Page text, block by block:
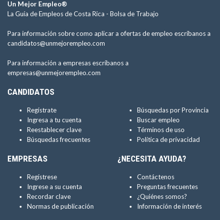
Un Mejor Empleo®
La Guía de Empleos de Costa Rica - Bolsa de Trabajo
Para información sobre como aplicar a ofertas de empleo escríbanos a
candidatos@unmejorempleo.com
Para información a empresas escríbanos a
empresas@unmejorempleo.com
CANDIDATOS
Regístrate
Ingresa a tu cuenta
Reestablecer clave
Búsquedas frecuentes
Búsquedas por Provincia
Buscar empleo
Términos de uso
Política de privacidad
EMPRESAS
Regístrese
Ingrese a su cuenta
Recordar clave
Normas de publicación
¿NECESITA AYUDA?
Contáctenos
Preguntas frecuentes
¿Quiénes somos?
Información de interés